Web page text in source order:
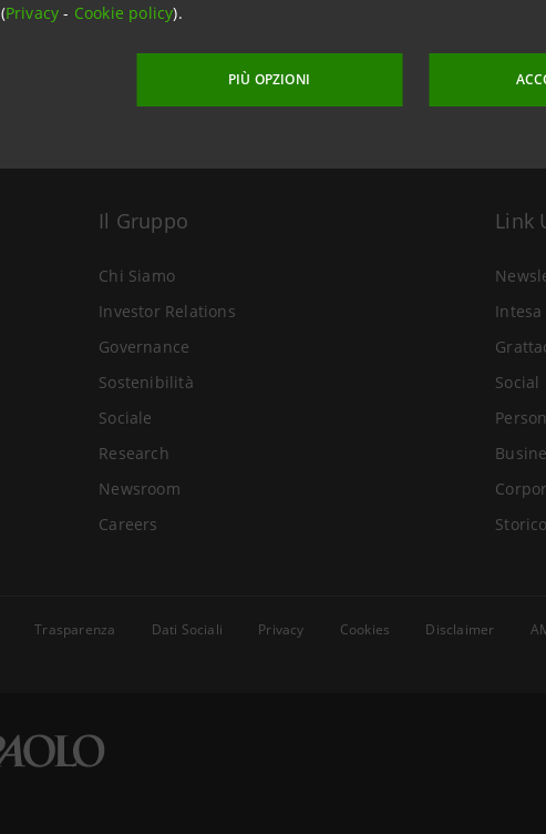
(Privacy- Cookie policy).
PIÙ OPZIONI
Il Gruppo
Chi Siamo
Investor Relations
Governance
Sostenibilità
Sociale
Research
Newsroom
Careers
Link
Intesa
Social
Trasparenza Dati Sociali Privacy Cookies Disclaimer